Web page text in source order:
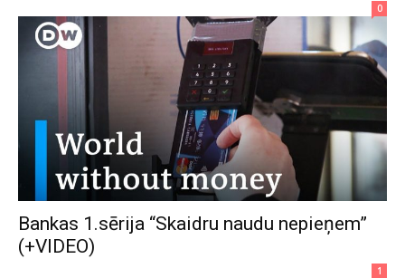
0
Bankas 1.sērija “Skaidru naudu nepieņem”
(+VIDEO)
1